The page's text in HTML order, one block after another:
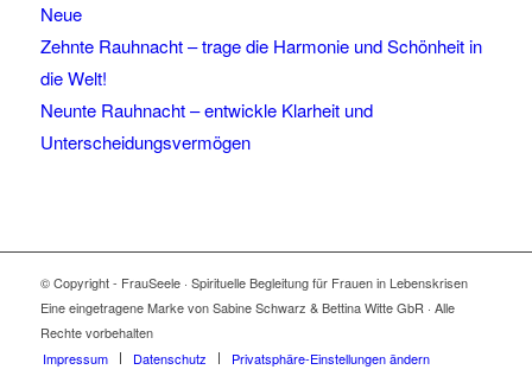
Neue
Zehnte Rauhnacht – trage die Harmonie und Schönheit in
die Welt!
Neunte Rauhnacht – entwickle Klarheit und
Unterscheidungsvermögen
© Copyright - FrauSeele · Spirituelle Begleitung für Frauen in Lebenskrisen
Eine eingetragene Marke von Sabine Schwarz & Bettina Witte GbR · Alle
Rechte vorbehalten
Impressum
Datenschutz Privatsphäre-Einstellungen ändern